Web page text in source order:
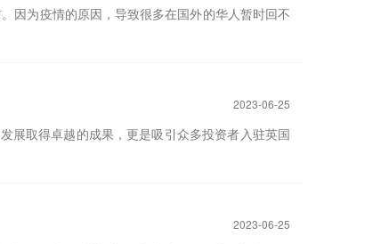
因为疫情的原因，导致很多在国外的华人暂时回不
2023-06-25
展取得卓越的成果，更是吸引众多投资者入驻英国
2023-06-25